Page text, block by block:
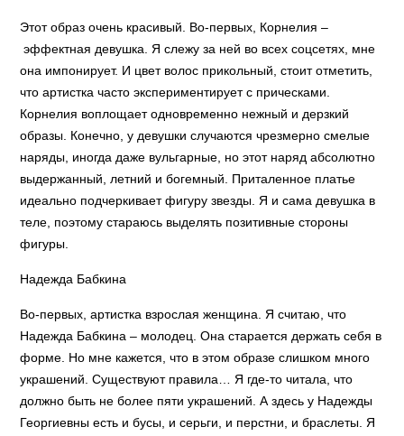
Этот образ очень красивый. Во-первых, Корнелия –
эффектная девушка. Я слежу за ней во всех соцсетях, мне
она импонирует. И цвет волос прикольный, стоит отметить,
что артистка часто экспериментирует с прическами.
Корнелия воплощает одновременно нежный и дерзкий
образы. Конечно, у девушки случаются чрезмерно смелые
наряды, иногда даже вульгарные, но этот наряд абсолютно
выдержанный, летний и богемный. Приталенное платье
идеально подчеркивает фигуру звезды. Я и сама девушка в
теле, поэтому стараюсь выделять позитивные стороны
фигуры.
Надежда Бабкина
Во-первых, артистка взрослая женщина. Я считаю, что
Надежда Бабкина – молодец. Она старается держать себя в
форме. Но мне кажется, что в этом образе слишком много
украшений. Существуют правила… Я где-то читала, что
должно быть не более пяти украшений. А здесь у Надежды
Георгиевны есть и бусы, и серьги, и перстни, и браслеты. Я